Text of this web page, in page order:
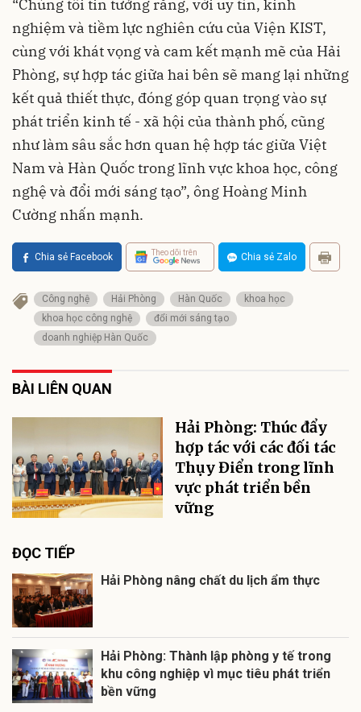
“Chúng tôi tin tưởng rằng, với uy tín, kinh
nghiệm và tiềm lực nghiên cứu của Viện KIST,
cùng với khát vọng và cam kết mạnh mẽ của Hải
Phòng, sự hợp tác giữa hai bên sẽ mang lại những
kết quả thiết thực, đóng góp quan trọng vào sự
phát triển kinh tế - xã hội của thành phố, cũng
như làm sâu sắc hơn quan hệ hợp tác giữa Việt
Nam và Hàn Quốc trong lĩnh vực khoa học, công
nghệ và đổi mới sáng tạo”, ông Hoàng Minh
Cường nhấn mạnh.
Chia sẻ Facebook Theo dõi trên Chia sẻ Zalo
Công nghệ Hải Phòng Hàn Quốc
khoa học
khoa học công nghệ
đổi mới sáng tạo
doanh nghiệp Hàn Quốc
BÀI LIÊN QUAN
Hải Phòng: Thúc đẩy
hợp tác với các đối tác
Thụy Điển trong lĩnh
vực phát triển bền
vững
ĐỌC TIẾP
Hải Phòng nâng chất du lịch ẩm thực
Hải Phòng: Thành lập phòng y tế trong
khu công nghiệp vì mục tiêu phát triển
bền vững